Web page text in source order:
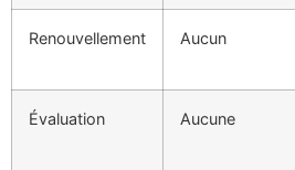
Renouvellement Aucun
Évaluation Aucune